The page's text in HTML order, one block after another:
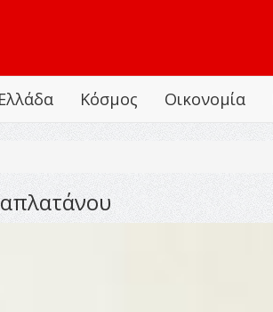
Ελλάδα Κόσμος Οικονομία